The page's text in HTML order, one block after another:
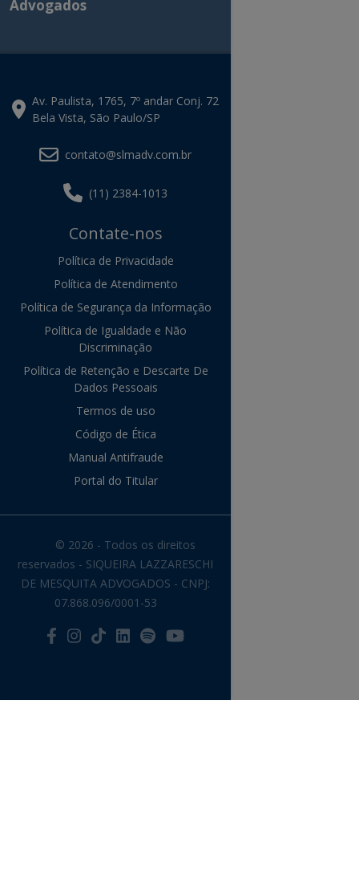
Advogados
Av. Paulista, 1765, 7º andar Conj. 72
Bela Vista, São Paulo/SP
contato@slmadv.com.br
(11) 2384-1013
Contate-nos
Política de Privacidade
Política de Atendimento
Política de Segurança da Informação
Política de Igualdade e Não
Discriminação
Política de Retenção e Descarte De
Dados Pessoais
Termos de uso
Código de Ética
Manual Antifraude
Portal do Titular
© 2026 - Todos os direitos
reservados - SIQUEIRA LAZZARESCHI
DE MESQUITA ADVOGADOS - CNPJ:
07.868.096/0001-53